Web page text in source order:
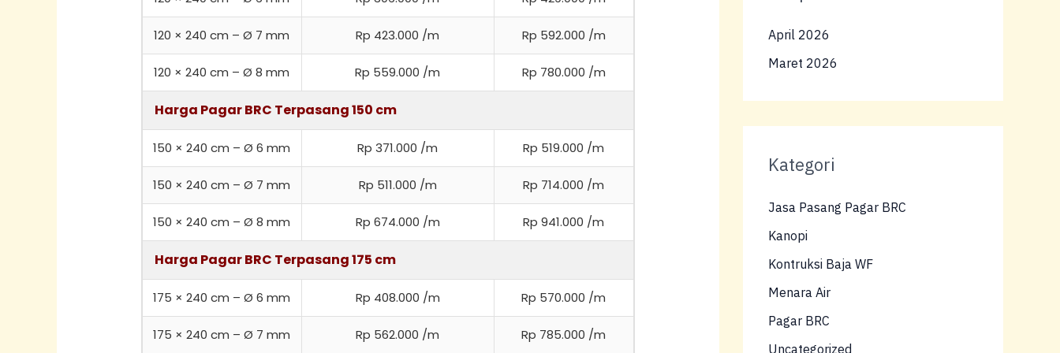
120 × 240 cm – Ø 7 mm Rp 423.000 /m Rp 592.000 /m
120 × 240 cm – Ø 8 mm Rp 559.000 /m Rp 780.000 /m
Harga Pagar BRC Terpasang 150 cm
150 × 240 cm – Ø 6 mm Rp 371.000 /m Rp 519.000 /m
150 × 240 cm – Ø 7 mm Rp 511.000 /m Rp 714.000 /m
150 × 240 cm – Ø 8 mm Rp 674.000 /m Rp 941.000 /m
Harga Pagar BRC Terpasang 175 cm
175 × 240 cm – Ø 6 mm Rp 408.000 /m Rp 570.000 /m
175 × 240 cm – Ø 7 mm Rp 562.000 /m Rp 785.000 /m
April 2026
Maret 2026
Kategori
Jasa Pasang Pagar BRC
Kanopi
Kontruksi Baja WF
Menara Air
Pagar BRC
Uncategorized